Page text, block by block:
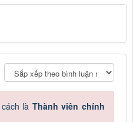
là Thành viên chính